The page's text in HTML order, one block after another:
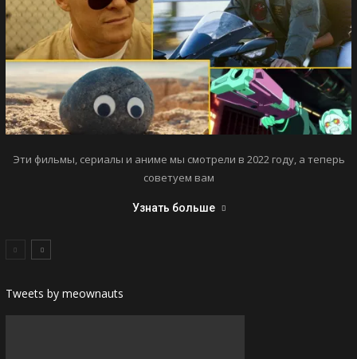
Эти фильмы, сериалы и аниме мы смотрели в 2022 году, а теперь
советуем вам
Узнать больше
Tweets by meownauts